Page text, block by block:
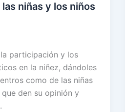
niñas y los niños
la participación y los
en la niñez, dándoles
como de las niñas
den su opinión y